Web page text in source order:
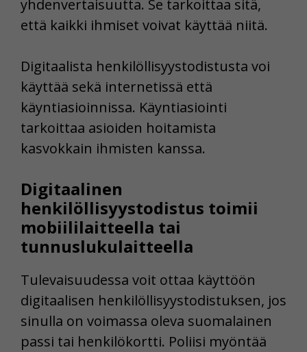
yhdenvertaisuutta. Se tarkoittaa sitä,
että kaikki ihmiset voivat käyttää niitä.
Digitaalista henkilöllisyystodistusta voi
käyttää sekä internetissä että
käyntiasioinnissa. Käyntiasiointi
tarkoittaa asioiden hoitamista
kasvokkain ihmisten kanssa.
Digitaalinen
henkilöllisyystodistus toimii
mobiililaitteella tai
tunnuslukulaitteella
Tulevaisuudessa voit ottaa käyttöön
digitaalisen henkilöllisyystodistuksen, jos
sinulla on voimassa oleva suomalainen
passi tai henkilökortti. Poliisi myöntää